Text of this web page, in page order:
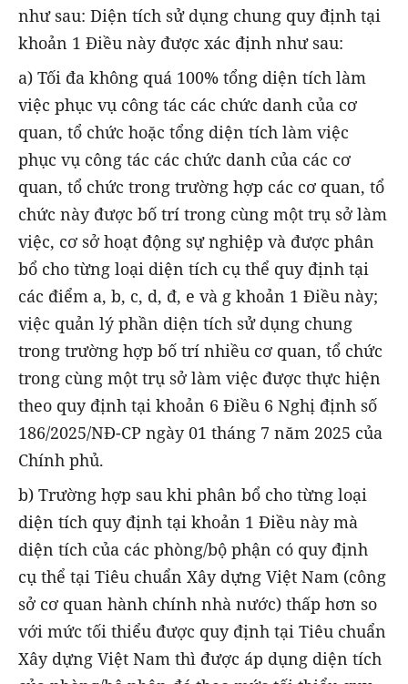
như sau: Diện tích sử dụng chung quy định tại
khoản 1 Điều này được xác định như sau:
a) Tối đa không quá 100% tổng diện tích làm
việc phục vụ công tác các chức danh của cơ
quan, tổ chức hoặc tổng diện tích làm việc
phục vụ công tác các chức danh của các cơ
quan, tổ chức trong trường hợp các cơ quan, tổ
chức này được bố trí trong cùng một trụ sở làm
việc, cơ sở hoạt động sự nghiệp và được phân
bổ cho từng loại diện tích cụ thể quy định tại
các điểm a, b, c, d, đ, e và g khoản 1 Điều này;
việc quản lý phần diện tích sử dụng chung
trong trường hợp bố trí nhiều cơ quan, tổ chức
trong cùng một trụ sở làm việc được thực hiện
theo quy định tại khoản 6 Điều 6 Nghị định số
186/2025/NĐ-CP ngày 01 tháng 7 năm 2025 của
Chính phủ.
b) Trường hợp sau khi phân bổ cho từng loại
diện tích quy định tại khoản 1 Điều này mà
diện tích của các phòng/bộ phận có quy định
cụ thể tại Tiêu chuẩn Xây dựng Việt Nam (công
sở cơ quan hành chính nhà nước) thấp hơn so
với mức tối thiểu được quy định tại Tiêu chuẩn
Xây dựng Việt Nam thì được áp dụng diện tích